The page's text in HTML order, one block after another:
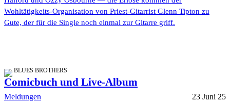
Wohltätigkeits-Organisation von Priest-Gitarrist Glenn Tipton zu
Gute, der für die Single noch einmal zur Gitarre griff.
BLUES BROTHERS
Comicbuch und Live-Album
Meldungen 23 Juni 25